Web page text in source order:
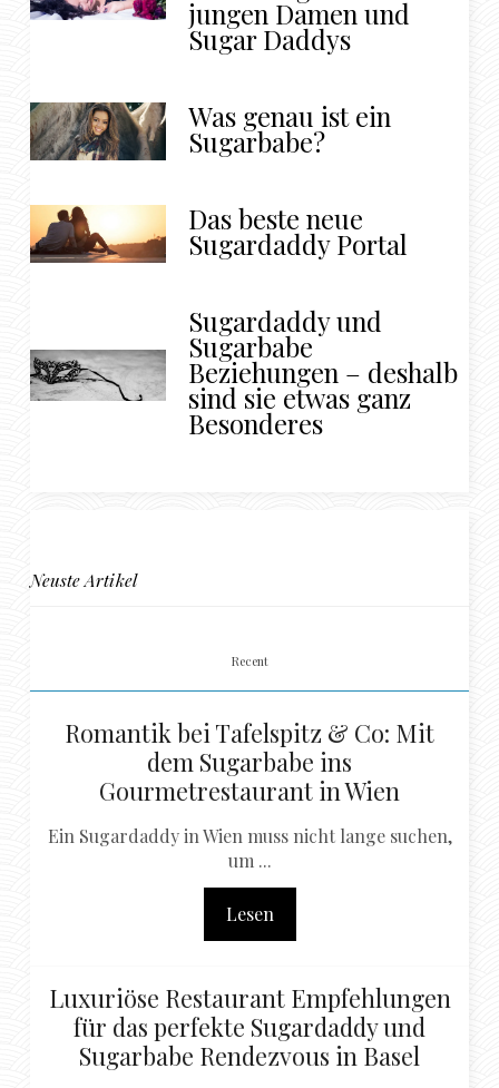
jungen Damen und
Sugar Daddys
Was genau ist ein
Sugarbabe?
Das beste neue
Sugardaddy Portal
Sugardaddy und
Sugarbabe
Beziehungen – deshalb
sind sie etwas ganz
Besonderes
Neuste Artikel
Recent
Romantik bei Tafelspitz & Co: Mit
dem Sugarbabe ins
Gourmetrestaurant in Wien
Ein Sugardaddy in Wien muss nicht lange suchen,
um ...
Lesen
Luxuriöse Restaurant Empfehlungen
für das perfekte Sugardaddy und
Sugarbabe Rendezvous in Basel